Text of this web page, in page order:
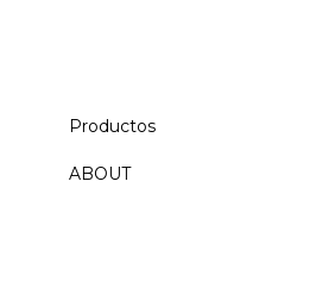
Productos
ABOUT